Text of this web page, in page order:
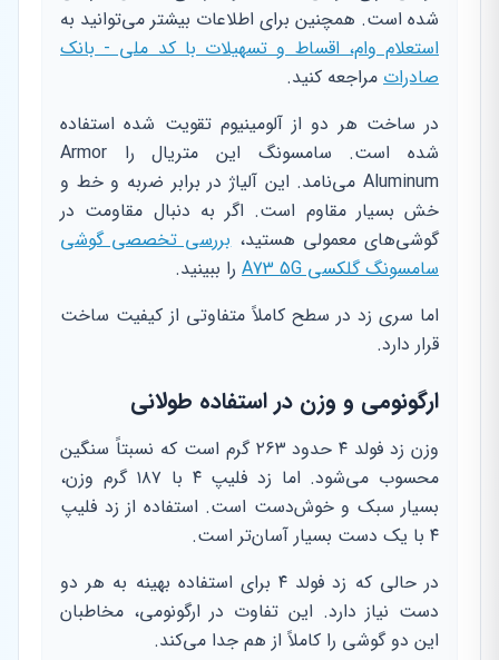
شده است. همچنین برای اطلاعات بیشتر می‌توانید به
استعلام وام، اقساط و تسهیلات با کد ملی - بانک
صادرات مراجعه کنید.
در ساخت هر دو از آلومینیوم تقویت شده استفاده
شده است. سامسونگ این متریال را Armor
Aluminum می‌نامد. این آلیاژ در برابر ضربه و خط و
خش بسیار مقاوم است. اگر به دنبال مقاومت در
گوشی‌های معمولی هستید،بررسی تخصصی گوشی
سامسونگ گلکسی A73 5G
را ببینید.
اما سری زد در سطح کاملاً متفاوتی از کیفیت ساخت
قرار دارد.
ارگونومی و وزن در استفاده طولانی
وزن زد فولد ۴ حدود ۲۶۳ گرم است که نسبتاً سنگین
محسوب می‌شود. اما زد فلیپ ۴ با ۱۸۷ گرم وزن،
بسیار سبک و خوش‌دست است. استفاده از زد فلیپ
۴ با یک دست بسیار آسان‌تر است.
در حالی که زد فولد ۴ برای استفاده بهینه به هر دو
دست نیاز دارد. این تفاوت در ارگونومی، مخاطبان
این دو گوشی را کاملاً از هم جدا می‌کند.